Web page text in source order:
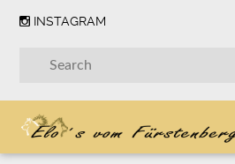
INSTAGRAM